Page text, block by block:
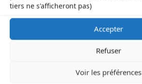
tiers ne s'afficheront pas)
Accepter
Refuser
Voir les préférences
Le Gamounet